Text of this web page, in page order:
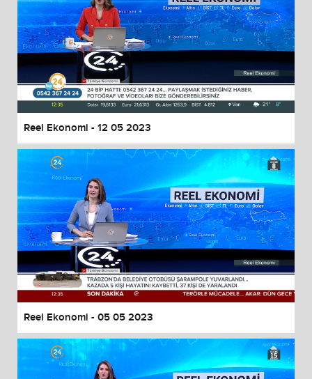
Reel Ekonomi - 12 05 2023
Reel Ekonomi - 05 05 2023